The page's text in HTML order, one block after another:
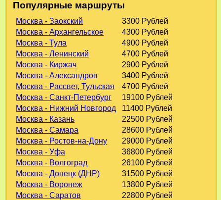
Популярные маршруты
Москва - Заокский
3300 Рублей
Москва - Архангельское
4300 Рублей
Москва - Тула
4900 Рублей
Москва - Ленинский
4700 Рублей
Москва - Киржач
2900 Рублей
Москва - Александров
3400 Рублей
Москва - Рассвет, Тульская
4700 Рублей
Москва - Санкт-Петербург
19100 Рублей
Москва - Нижний Новгород
11400 Рублей
Москва - Казань
22500 Рублей
Москва - Самара
28600 Рублей
Москва - Ростов-на-Дону
29000 Рублей
Москва - Уфа
36800 Рублей
Москва - Волгоград
26100 Рублей
Москва - Донецк (ДНР)
31500 Рублей
Москва - Воронеж
13800 Рублей
Москва - Саратов
22800 Рублей